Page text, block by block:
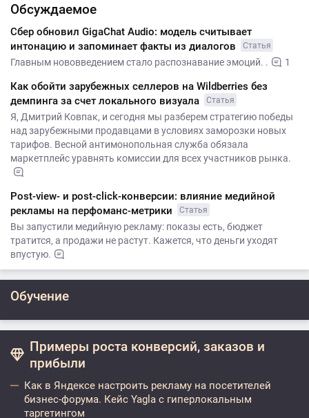
Обсуждаемое
Сбер обновил GigaChat Audio: модель считывает
интонацию и запоминает факты из диалогов
Статья
Главным нововведением стало распознавание эмоций. . 1
Как обойти зарубежных селлеров на Wildberries без
демпинга за счет локального визуала
Статья
Я, Дмитрий Ковпак, и сегодня мы разберем стратегию победы
над зарубежными продавцами в условиях заморозки новых
тарифов. Весной антимонопольная служба обязала
маркетплейс уравнять комиссии для всех участников рынка.
Post-view- и post-click-конверсии: влияние медийной
рекламы на перфоманс-метрики
Статья
Вы запустили медийную рекламу: показы есть, бюджет
тратится, а продажи не растут. Кажется, что деньги уходят
впустую.
Обучение
Примеры роста конверсий, заказов и
прибыли
Как в Яндексе настроить рекламу на посетителей
бизнес-форума. Кейс Yagla с гиперлокальным
таргетингом